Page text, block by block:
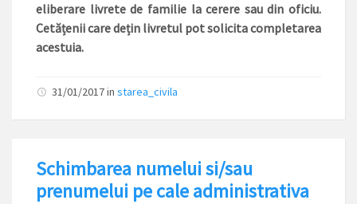
eliberare livrete de familie la cerere sau din oficiu.
Cetățenii care dețin livretul pot solicita completarea
acestuia.
31/01/2017in starea_civila
Schimbarea numelui si/sau
prenumelui pe cale administrativa